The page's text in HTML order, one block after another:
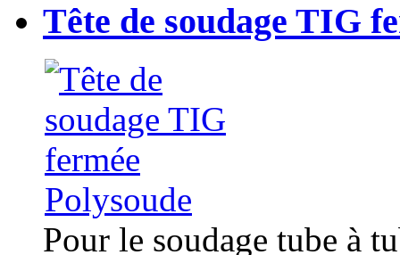
Tête de soudage TIG
Pour le soudage tube à